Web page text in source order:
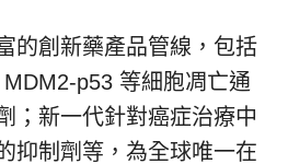
的創新藥產品管線，包括
p53 等細胞凋亡通
；新一代針對癌症治療中
抑制劑等，為全球唯一在